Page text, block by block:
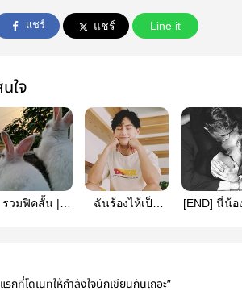
แชร์ แชร์ Line it
ใจ
รวมฟิคสั้น |
ฉันร้องไห้เป็น
[END]​ นี่น้อ
รกที่โดเนทให้กำลังใจนักเขียนกันเถอะ”